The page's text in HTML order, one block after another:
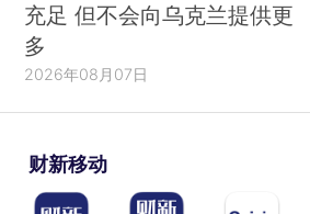
充足 但不会向乌克兰提供更
多
2026年08月07日
财新移动